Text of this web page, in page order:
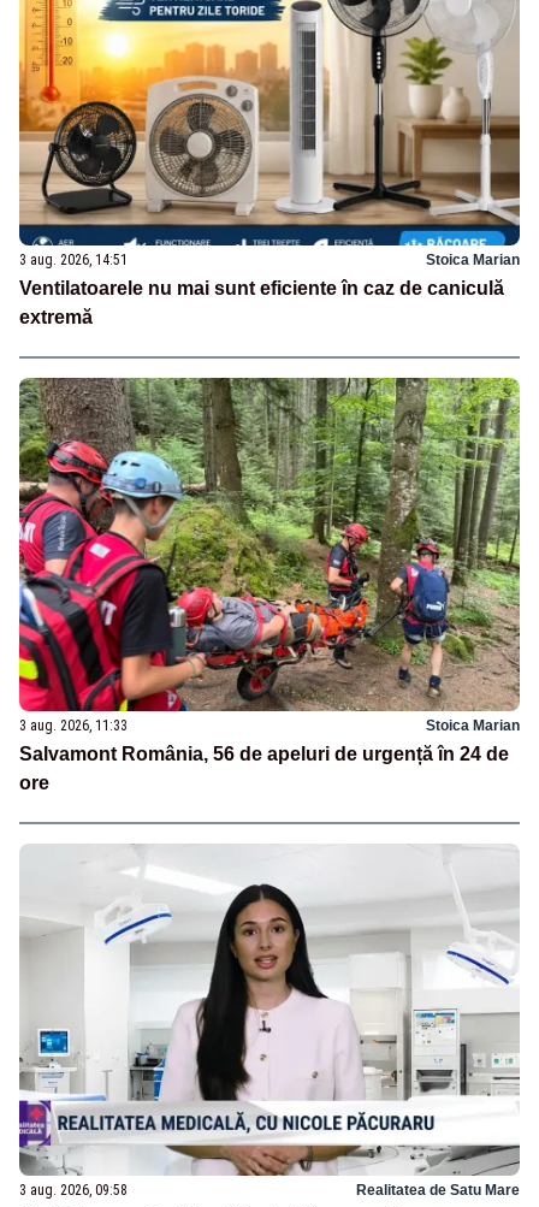
3 aug. 2026, 14:51 Stoica Marian
Ventilatoarele nu mai sunt eficiente în caz de caniculă
extremă
3 aug. 2026, 11:33 Stoica Marian
Salvamont România, 56 de apeluri de urgență în 24 de
ore
3 aug. 2026, 09:58 Realitatea de Satu Mare